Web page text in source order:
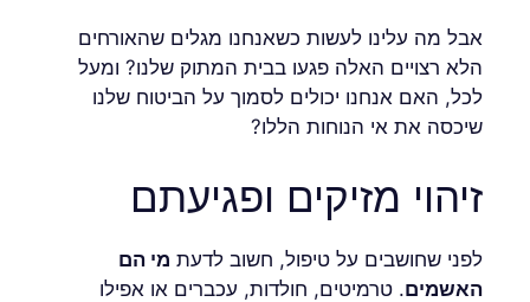
אבל מה עלינו לעשות כשאנחנו מגלים שהאורחים
הלא רצויים האלה פגעו בבית המתוק שלנו? ומעל
לכל, האם אנחנו יכולים לסמוך על הביטוח שלנו
שיכסה את אי הנוחות הללו?
זיהוי מזיקים ופגיעתם
לפני שחושבים על טיפול, חשוב לדעת מי הם
האשמים. טרמיטים, חולדות, עכברים או אפילו